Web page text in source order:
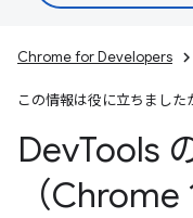
Chrome for Developers
この情報は役に立ちました
DevTools
（Chrome